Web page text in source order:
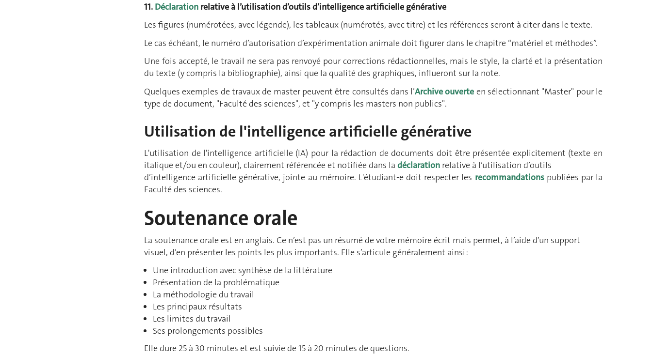
11. Déclaration relative à l’utilisation d’outils d’intelligence artificielle générative
Les figures (numérotées, avec légende), les tableaux (numérotés, avec titre) et les références seront à citer dans le texte.
Le cas échéant, le numéro d’autorisation d’expérimentation animale doit figurer dans le chapitre “matériel et méthodes”.
Une fois accepté, le travail ne sera pas renvoyé pour corrections rédactionnelles, mais le style, la clarté et la présentation
du texte (y compris la bibliographie), ainsi que la qualité des graphiques, influeront sur la note.
Quelques exemples de travaux de master peuvent être consultés dans l’Archive ouverte en sélectionnant "Master" pour le
type de document, "Faculté des sciences", et "y compris les masters non publics".
Utilisation de l'intelligence artificielle générative
L'utilisation de l'intelligence artificielle (IA) pour la rédaction de documents doit être présentée explicitement (texte en
italique et/ou en couleur), clairement référencée et notifiée dans la déclaration relative à l’utilisation d’outils
d’intelligence artificielle générative, jointe au mémoire. L'étudiant-e doit respecter les recommandationspubliées par la
Faculté des sciences.
Soutenance orale
La soutenance orale est en anglais. Ce n’est pas un résumé de votre mémoire écrit mais permet, à l’aide d’un support
visuel, d’en présenter les points les plus importants. Elle s’articule généralement ainsi :
Une introduction avec synthèse de la littérature
Présentation de la problématique
La méthodologie du travail
Les principaux résultats
Les limites du travail
Ses prolongements possibles
Elle dure 25 à 30 minutes et est suivie de 15 à 20 minutes de questions.